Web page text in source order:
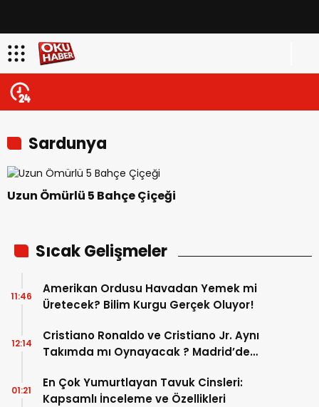
Sardunya
Uzun Ömürlü 5 Bahçe Çiçeği
Sıcak Gelişmeler
Amerikan Ordusu Havadan Yemek mi
Üretecek? Bilim Kurgu Gerçek Oluyor!
11:46
Cristiano Ronaldo ve Cristiano Jr. Aynı
Takımda mı Oynayacak ? Madrid’de
12:14
En Çok Yumurtlayan Tavuk Cinsleri:
Kapsamlı İnceleme ve Özellikleri
01:21